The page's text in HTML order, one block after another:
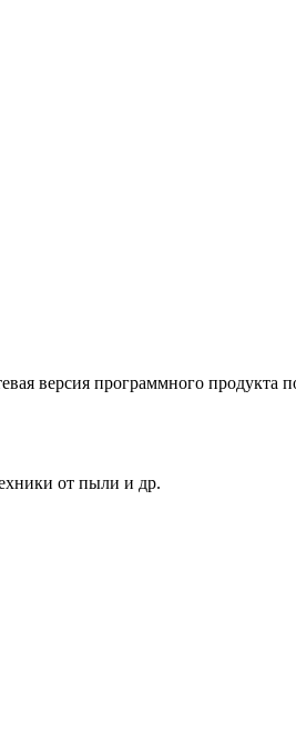
версия программного продукта
от пыли и др.